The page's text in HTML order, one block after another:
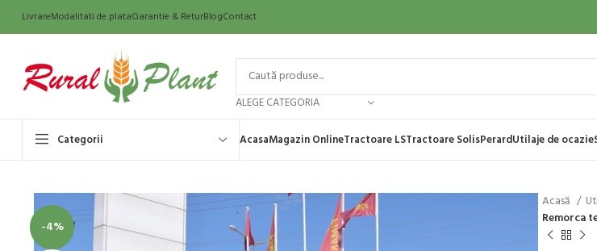
LivrareModalitati de plataGarantie & ReturBlogContact
ALEGE CATEGORIA
Categorii AcasaMagazin OnlineTractoare LSTractoare SolisPerardUtilaje de ocazie
-4%
Acasă
Remorca